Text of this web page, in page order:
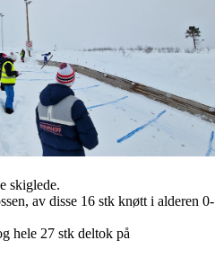
skiglede.
av disse 16 stk knøtt i alderen
hele 27 stk deltok på